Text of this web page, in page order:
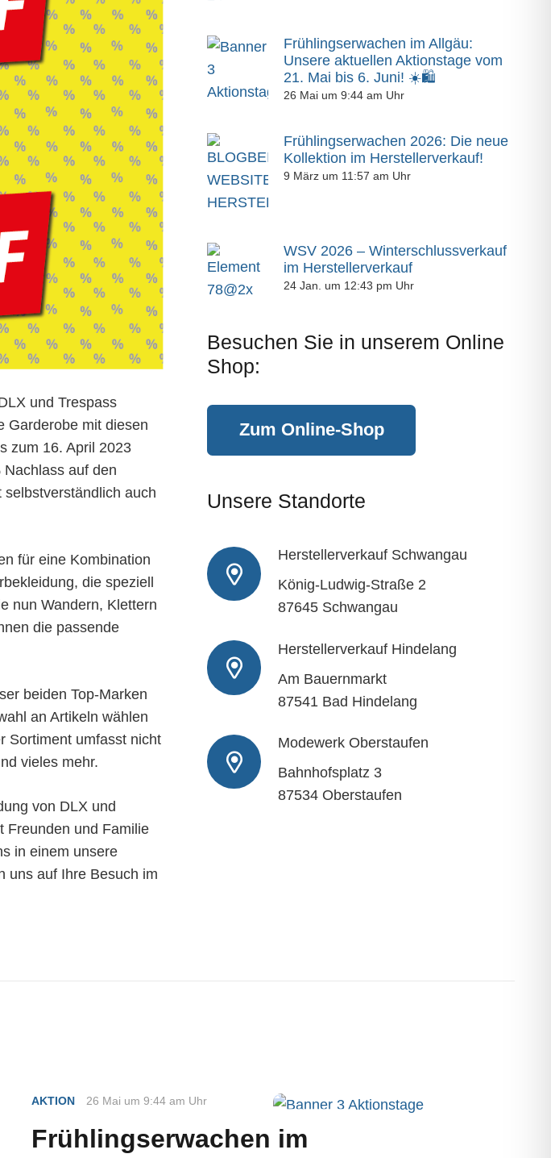
und Trespass
Garderobe mit diesen
zum 16. April 2023
auf den
auch
für eine Kombination
die speziell
nun Wandern, Klettern
die passende
beiden Top-Marken
an Artikeln wählen
Sortiment umfasst nicht
vieles mehr.
von DLX und
Freunden und Familie
in einem unsere
uns auf Ihre Besuch im
Frühlingserwachen im Allgäu:
Unsere aktuellen Aktionstage vom
21. Mai bis 6. Juni! ☀️🛍️
26 Mai um 9:44 am Uhr
Frühlingserwachen 2026: Die neue
Kollektion im Herstellerverkauf!
9 März um 11:57 am Uhr
WSV 2026 – Winterschlussverkauf
im Herstellerverkauf
24 Jan. um 12:43 pm Uhr
Besuchen Sie in unserem Online
Shop:
Zum Online-Shop
Unsere Standorte
Herstellerverkauf Schwangau
König-Ludwig-Straße 2
87645 Schwangau
Herstellerverkauf Hindelang
Am Bauernmarkt
87541 Bad Hindelang
Modewerk Oberstaufen
Bahnhofsplatz 3
87534 Oberstaufen
AKTION 26 Mai um 9:44 am Uhr
Frühlingserwachen im